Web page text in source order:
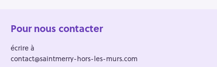
Pour nous contacter
écrire à
contact@saintmerry-hors-les-murs.com